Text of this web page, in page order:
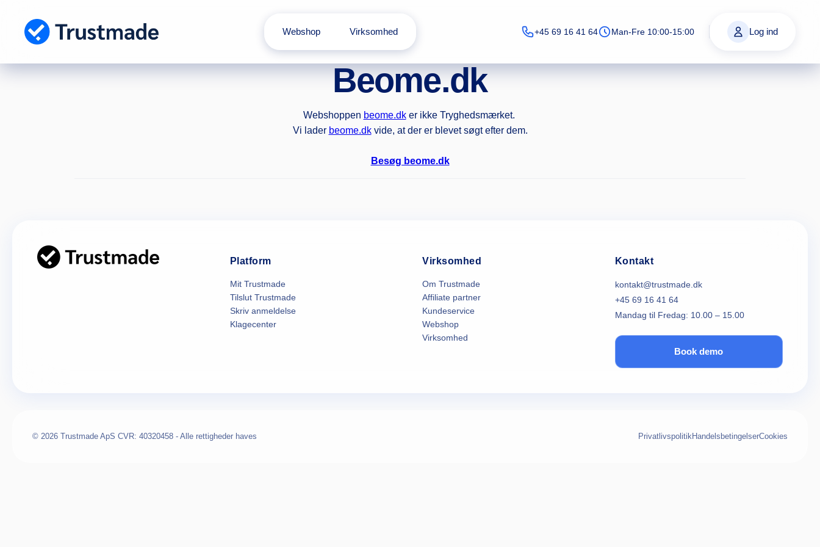
indhold
Webshop Virksomhed +45 69 16 41 64 Man-Fre 10:00-15:00 Log ind
Beome.dk
Webshoppen beome.dker ikke Tryghedsmærket.
Vi lader beome.dkvide, at der er blevet søgt efter dem.
Besøg beome.dk
Platform
Mit Trustmade
Tilslut Trustmade
Skriv anmeldelse
Klagecenter
Virksomhed
Om Trustmade
Affiliate partner
Kundeservice
Webshop
Virksomhed
Kontakt
kontakt@trustmade.dk
+45 69 16 41 64
Mandag til Fredag: 10.00 – 15.00
Book demo
© 2026 Trustmade ApS CVR: 40320458 - Alle rettigheder haves PrivatlivspolitikHandelsbetingelserCookies